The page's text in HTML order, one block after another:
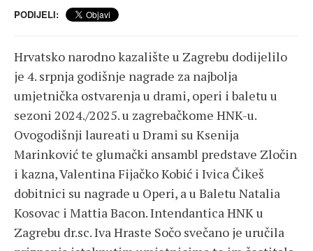
PODIJELI:
Hrvatsko narodno kazalište u Zagrebu dodijelilo
je 4. srpnja godišnje nagrade za najbolja
umjetnička ostvarenja u drami, operi i baletu u
sezoni 2024./2025. u zagrebačkome HNK-u.
Ovogodišnji laureati u Drami su Ksenija
Marinković te glumački ansambl predstave Zločin
i kazna, Valentina Fijačko Kobić i Ivica Čikeš
dobitnici su nagrade u Operi, a u Baletu Natalia
Kosovac i Mattia Bacon. Intendantica HNK u
Zagrebu dr.sc. Iva Hraste Sočo svečano je uručila